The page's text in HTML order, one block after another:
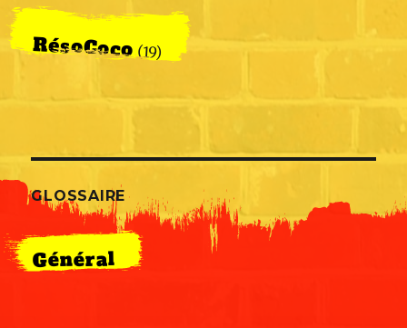
RésoCoco(19)
GLOSSAIRE
Général